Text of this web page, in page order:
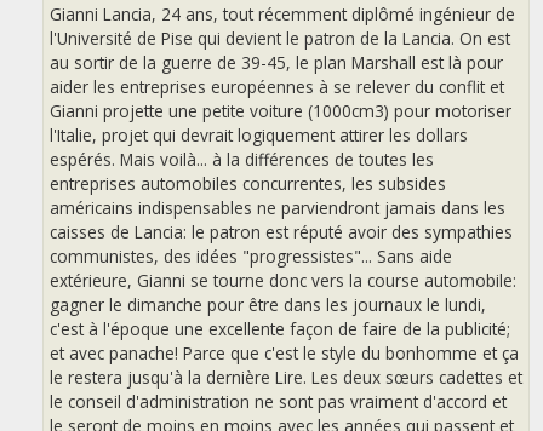
Gianni Lancia, 24 ans, tout récemment diplômé ingénieur de
l'Université de Pise qui devient le patron de la Lancia. On est
au sortir de la guerre de 39-45, le plan Marshall est là pour
aider les entreprises européennes à se relever du conflit et
Gianni projette une petite voiture (1000cm3) pour motoriser
l'Italie, projet qui devrait logiquement attirer les dollars
espérés. Mais voilà... à la différences de toutes les
entreprises automobiles concurrentes, les subsides
américains indispensables ne parviendront jamais dans les
caisses de Lancia: le patron est réputé avoir des sympathies
communistes, des idées "progressistes"... Sans aide
extérieure, Gianni se tourne donc vers la course automobile:
gagner le dimanche pour être dans les journaux le lundi,
c'est à l'époque une excellente façon de faire de la publicité;
et avec panache! Parce que c'est le style du bonhomme et ça
le restera jusqu'à la dernière Lire. Les deux sœurs cadettes et
le conseil d'administration ne sont pas vraiment d'accord et
le seront de moins en moins avec les années qui passent et